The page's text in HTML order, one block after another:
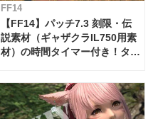
FF14
【FF14】パッチ7.3 刻限・伝
説素材（ギャザクラIL750用素
材）の時間タイマー付き！タイ